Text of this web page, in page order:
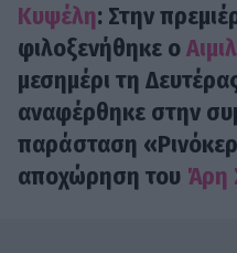
Κυψέλη: Στην
φιλοξενήθηκε ο
μεσημέρι τη
αναφέρθηκε στην
παράσταση «
αποχώρηση του Άρη